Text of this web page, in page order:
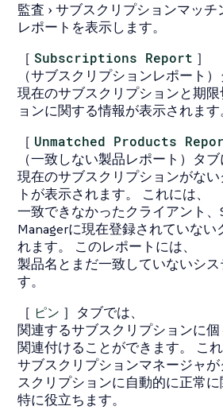
監査
サブスクリプションマッチ
レポートを表示します。
［ Subscriptions Report ］
（サブスクリプションレポート）
現在のサブスクリプションと期
ョンに関する情報が表示されます
［ Unmatched Products
（一致しない製品レポート）タブ
現在のサブスクリプションがな
トが表示されます。 これには、
一致できなかったクライアント、
Managerに現在登録されていない
れます。 このレポートには、
製品名とまだ一致していないシ
す。
［ ピン ］タブでは、
関連するサブスクリプションに
関連付けることができます。 これ
サブスクリプションマネージャ
スクリプションに自動的に正常
特に役立ちます。